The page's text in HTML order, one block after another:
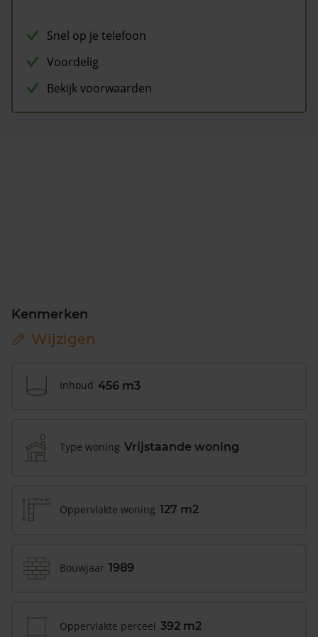
Snel op je telefoon
Voordelig
Bekijk voorwaarden
Kenmerken
Wijzigen
Inhoud 456 m3
Type woning Vrijstaande woning
Oppervlakte woning 127 m2
Bouwjaar 1989
Oppervlakte perceel 392 m2